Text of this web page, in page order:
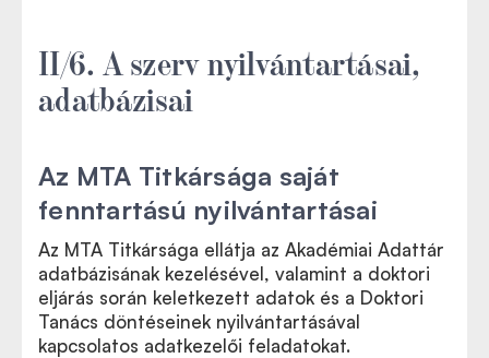
II/6. A szerv nyilvántartásai,
adatbázisai
Az MTA Titkársága saját
fenntartású nyilvántartásai
Az MTA Titkársága ellátja az Akadémiai Adattár
adatbázisának kezelésével, valamint a doktori
eljárás során keletkezett adatok és a Doktori
Tanács döntéseinek nyilvántartásával
kapcsolatos adatkezelői feladatokat.